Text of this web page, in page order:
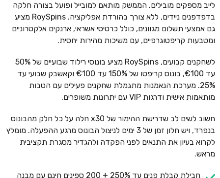
לייב מספקים מובילים. הממשק מותאם למובייל ופועל בצורה חלקה
בדפדפנים ניידים, ללא צורך בהורדת אפליקציה. RoySpins מציע
גם אמצעי תשלום מגוונים, כולל כרטיסי אשראי, ארנקים אלקטרוניים
ומטבעות קריפטוגרפיים, עם משיכות מהירות יחסית.
לשחקנים קבועים, RoySpins מציע בונוסי רילוד שבועיים של 50%
עד €100, בונוס קריפטו של 150% עד €100 וקאשבק שבועי עד
25%. מערכת הנאמנות מתגמלת שחקנים פעילים עם הטבות
מותאמות אישית ודרגות VIP עם יתרונות משופרים.
חשוב לשים לב שדרישת ההימור של x30 חלה על כל חלק מהבונוס
בנפרד, ויש חלון זמן של 3 ימים לניצול הבונוס מרגע ההפעלה. מומלץ
לקרוא בעיון את התנאים לפני הפקדה ולהגדיר מסגרת תקציבית
מראש.
חבילת קבלת פנים עד 250% + 200 ספינים חינם עם מבנה